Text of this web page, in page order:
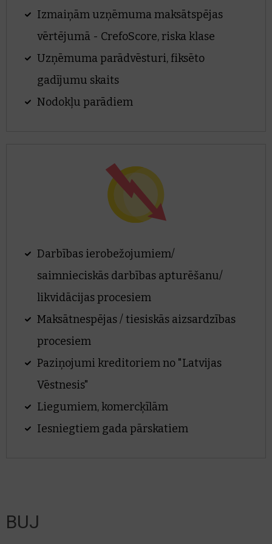
Izmaiņām uzņēmuma maksātspējas
vērtējumā - CrefoScore, riska klase
Uzņēmuma parādvēsturi, fiksēto
gadījumu skaits
Nodokļu parādiem
Darbības ierobežojumiem/
saimnieciskās darbības apturēšanu/
likvidācijas procesiem
Maksātnespējas / tiesiskās aizsardzības
procesiem
Paziņojumi kreditoriem no "Latvijas
Vēstnesis"
Liegumiem, komercķīlām
Iesniegtiem gada pārskatiem
BUJ